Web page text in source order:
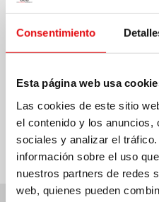
Consentimiento
Esta página web usa
Las cookies de este sitio
el contenido y los anuncios,
sociales y analizar el
información sobre el uso
nuestros partners de redes
web, quienes pueden
Compartir en: